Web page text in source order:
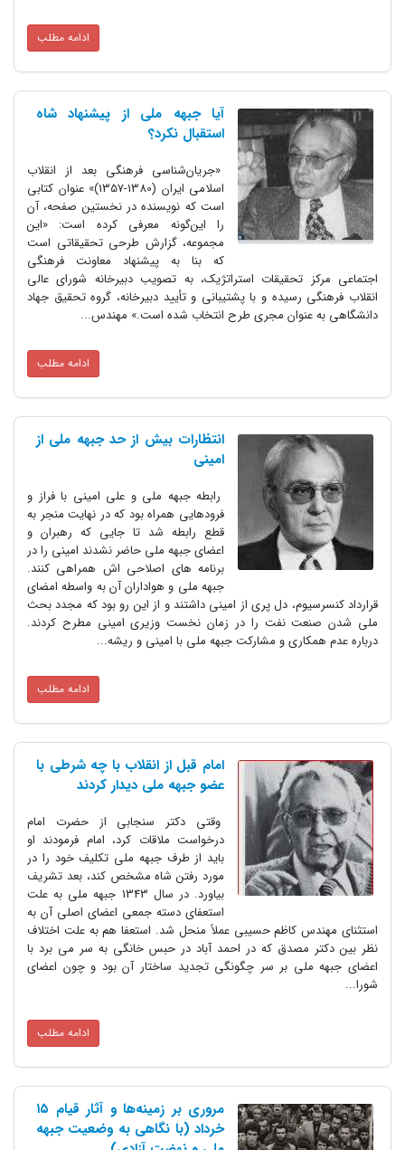
ادامه مطلب
آیا جبهه ملی از پیشنهاد شاه
استقبال نکرد؟
«جریان‌شناسی فرهنگی بعد از انقلاب
اسلامی ایران (1380-1357)» عنوان کتابی
است که نویسنده در نخستین صفحه، آن
را این‌گونه معرفی کرده است: «این
مجموعه، گزارش طرحی تحقیقاتی است
که بنا به پیشنهاد معاونت فرهنگی
اجتماعی مرکز تحقیقات استراتژیک، به تصویب دبیرخانه شورای عالی
انقلاب فرهنگی رسیده و با پشتیبانی و تأیید دبیرخانه، گروه تحقیق جهاد
دانشگاهی به عنوان مجری طرح انتخاب شده است.» مهندس...
ادامه مطلب
انتظارات بیش از حد جبهه ملی از
امینی
رابطه جبهه ملی و علی امینی با فراز و
فرودهایی همراه بود که در نهایت منجر به
قطع رابطه شد تا جایی که رهبران و
اعضای جبهه ملی حاضر نشدند امینی را در
برنامه های اصلاحی اش همراهی کنند.
جبهه ملی و هواداران آن به واسطه امضای
قرارداد کنسرسیوم، دل پری از امینی داشتند و از این رو بود که مجدد بحث
ملی شدن صنعت نفت را در زمان نخست وزیری امینی مطرح کردند.
درباره عدم همکاری و مشارکت جبهه ملی با امینی و ریشه...
ادامه مطلب
امام قبل از انقلاب با چه شرطی با
عضو جبهه ملی دیدار کردند
وقتی دکتر سنجابی از حضرت امام
درخواست ملاقات کرد، امام فرمودند او
باید از طرف جبهه ملی تکلیف خود را در
مورد رفتن شاه مشخص کند، بعد تشریف
بیاورد. در سال 1343 جبهه ملی به علت
استعفای دسته جمعی اعضای اصلی آن به
استثنای مهندس کاظم حسیبی عملاً منحل شد. استعفا هم به علت اختلاف
نظر بین دکتر مصدق که در احمد آباد در حبس خانگی به سر می برد با
اعضای جبهه ملی بر سر چگونگی تجدید ساختار آن بود و چون اعضای
شورا...
ادامه مطلب
مروری بر زمینه‌ها و آثار قیام ۱۵
خرداد (با نگاهی به وضعیت جبهه